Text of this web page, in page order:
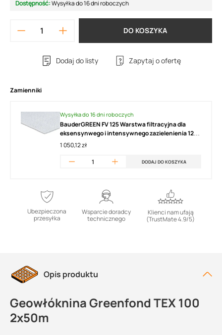
Dostępność:Wysyłka do 16 dni roboczych
DO KOSZYKA
Dodaj do listy Zapytaj o ofertę
Zamienniki
Wysyłka do 16 dni roboczych
BauderGREEN FV 125 Warstwa filtracyjna dla
eksensynwego i intensywnego zazielenienia 125
g/m2
1 050,12 zł
DODAJ DO KOSZYKA
Ubezpieczona
przesyłka
Wsparcie doradcy
technicznego
Klienci nam ufają
(TrustMate 4.9/5)
Opis produktu
Geowłóknina Greenfond TEX 100
2x50m